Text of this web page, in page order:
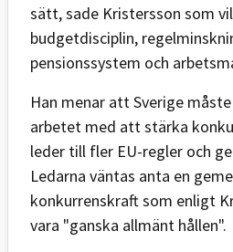
sätt, sade Kristersson som
budgetdisciplin,
pensionssystem och
Han menar att Sverige
arbetet med att stärka
leder till fler EU-regler och
Ledarna väntas anta en
konkurrenskraft som enligt
vara "ganska allmänt hållen".